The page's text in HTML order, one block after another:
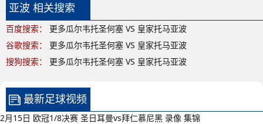
亚波 相关搜索
百度搜索：
更多瓜尔韦托圣何塞 VS 皇家托马亚波
谷歌搜索：
更多瓜尔韦托圣何塞 VS 皇家托马亚波
搜狗搜索：
更多瓜尔韦托圣何塞 VS 皇家托马亚波
最新足球视频
2月15日 欧冠1/8决赛 圣日耳曼vs拜仁慕尼黑 录像 集锦